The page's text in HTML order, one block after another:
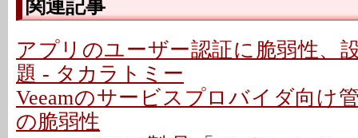
関連記事
アプリのユーザー認証に脆弱性、
題 - タカラトミー
Veeamのサービスプロバイダ向け
の脆弱性